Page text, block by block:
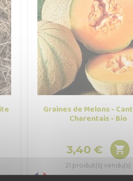
Graines de Melons -
Charentais - Bio
Prix
3,40 € 
21 produit(s) vendu(s)